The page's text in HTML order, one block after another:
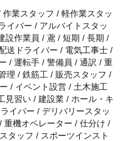
業スタッフ / 軽作業スタッ
イバー / アルバイトスタッ
設作業員 / 鳶 / 短期 / 長期 /
送ドライバー / 電気工事士 /
/ 運転手 / 警備員 / 通訳 / 重
理 / 鉄筋工 / 販売スタッフ /
/ イベント設営 / 土木施工
見習い / 建設業 / ホール・キ
イバー / デリバリースタッ
重機オペレーター / 仕分け /
タッフ / スポーツインスト